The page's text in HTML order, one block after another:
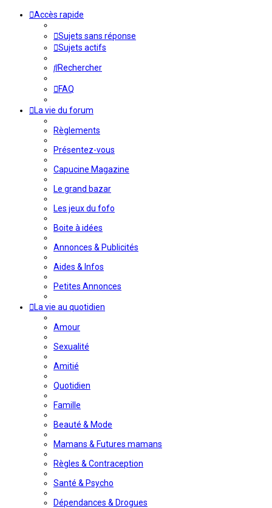
Accès rapide
Sujets sans réponse
Sujets actifs
Rechercher
FAQ
La vie du forum
Règlements
Présentez-vous
Capucine Magazine
Le grand bazar
Les jeux du fofo
Boite à idées
Annonces & Publicités
Aides & Infos
Petites Annonces
La vie au quotidien
Amour
Sexualité
Amitié
Quotidien
Famille
Beauté & Mode
Mamans & Futures mamans
Règles & Contraception
Santé & Psycho
Dépendances & Drogues